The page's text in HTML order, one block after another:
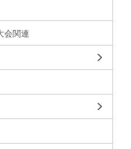
会関連